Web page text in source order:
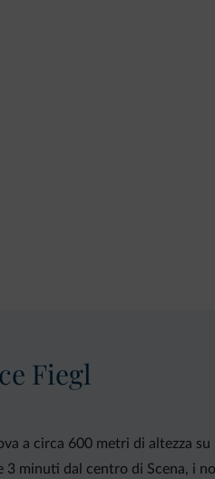
Fiegl
a circa 600 metri di altezza
3 minuti dal centro di Scena, i